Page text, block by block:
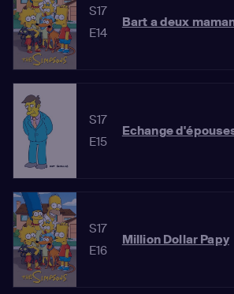
S17
E14
Bart a deux
S17
E15
Echange
S17
E16
Million Dollar Papy